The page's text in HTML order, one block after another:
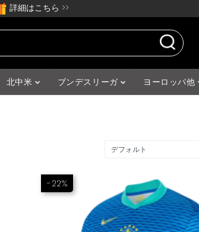
詳細はこちら >>
北中米 ブンデスリーガ ヨーロッパ他
-22%